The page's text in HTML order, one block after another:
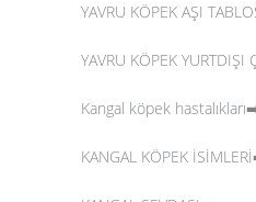
YAVRU KÖPEK AŞI
YAVRU KÖPEK
Kangal köpek
KANGAL KÖPEK